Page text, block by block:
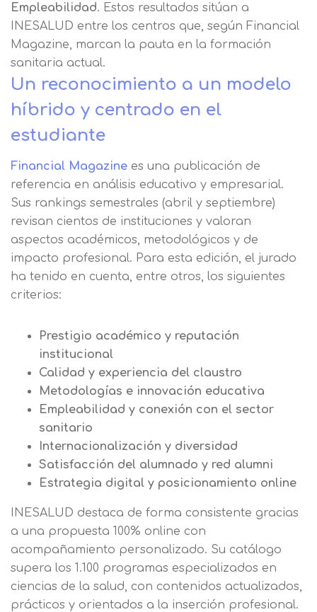
Empleabilidad. Estos resultados sitúan a
INESALUD entre los centros que, según Financial
Magazine, marcan la pauta en la formación
sanitaria actual.
Un reconocimiento a un modelo
híbrido y centrado en el
estudiante
Financial Magazine es una publicación de
referencia en análisis educativo y empresarial.
Sus rankings semestrales (abril y septiembre)
revisan cientos de instituciones y valoran
aspectos académicos, metodológicos y de
impacto profesional. Para esta edición, el jurado
ha tenido en cuenta, entre otros, los siguientes
criterios:
Prestigio académico y reputación
institucional
Calidad y experiencia del claustro
Metodologías e innovación educativa
Empleabilidad y conexión con el sector
sanitario
Internacionalización y diversidad
Satisfacción del alumnado y red alumni
Estrategia digital y posicionamiento online
INESALUD destaca de forma consistente gracias
a una propuesta 100% online con
acompañamiento personalizado. Su catálogo
supera los 1.100 programas especializados en
ciencias de la salud, con contenidos actualizados,
prácticos y orientados a la inserción profesional.